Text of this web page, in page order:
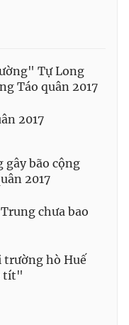
Nam
tử số 483/GP-BTTTT
Phạm Quốc Thắng,
Tự Long
Táo quân 2017
2017
gây bão cộng
2017
chưa bao
trường hò Huế
tít"